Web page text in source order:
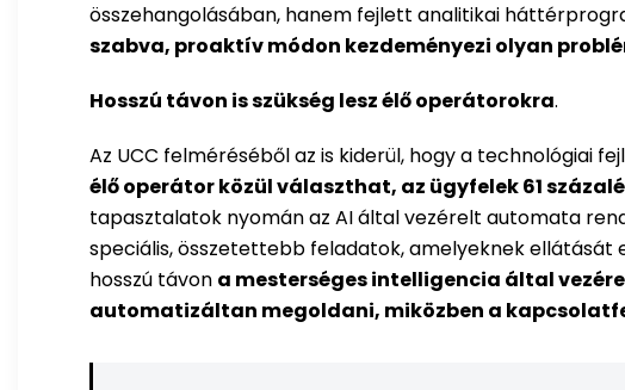
összehangolásában, hanem fejlett analitikai
szabva, proaktív módon kezdeményezi olyan
Hosszú távon is szükség lesz élő operátorokra.
Az UCC felméréséből az is kiderül, hogy a technológiai
élő operátor közül választhat, az ügyfelek 61
tapasztalatok nyomán az AI által vezérelt automata
speciális, összetettebb feladatok, amelyeknek
hosszú távon a mesterséges intelligencia által
automatizáltan megoldani, miközben a